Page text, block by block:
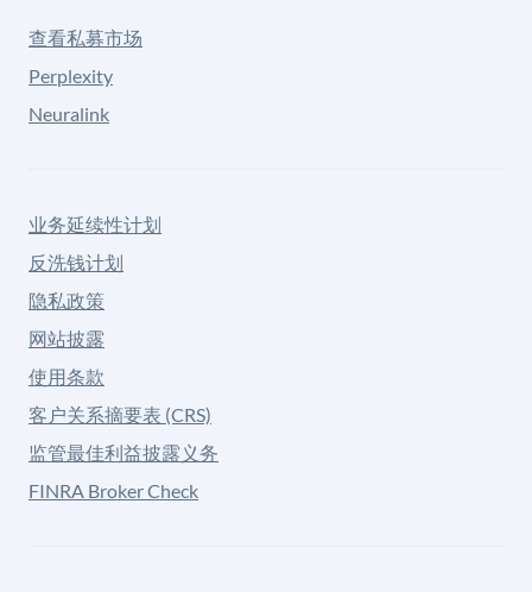
查看私募市场
Perplexity
Neuralink
业务延续性计划
反洗钱计划
隐私政策
网站披露
使用条款
客户关系摘要表 (CRS)
监管最佳利益披露义务
FINRA Broker Check